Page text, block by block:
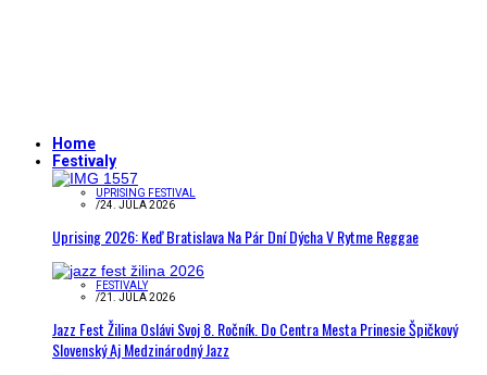
Home
Festivaly
UPRISING FESTIVAL
/24. JÚLA 2026
Uprising 2026: Keď Bratislava Na Pár Dní Dýcha V Rytme Reggae
FESTIVALY
/21. JÚLA 2026
Jazz Fest Žilina Oslávi Svoj 8. Ročník. Do Centra Mesta Prinesie Špičkový
Slovenský Aj Medzinárodný Jazz